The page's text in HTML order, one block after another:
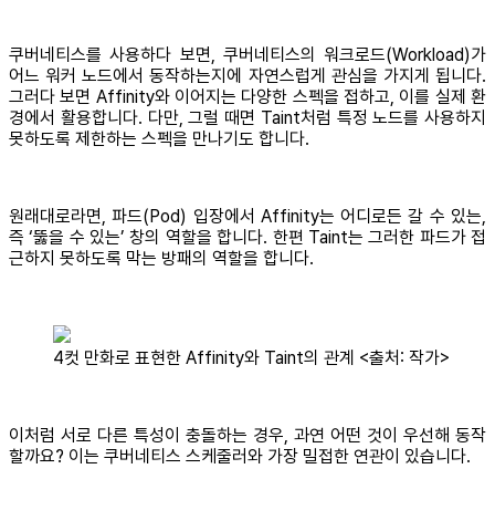
쿠버네티스를 사용하다 보면, 쿠버네티스의 워크로드(Workload)가
어느 워커 노드에서 동작하는지에 자연스럽게 관심을 가지게 됩니다.
그러다 보면 Affinity와 이어지는 다양한 스펙을 접하고, 이를 실제 환
경에서 활용합니다. 다만, 그럴 때면 Taint처럼 특정 노드를 사용하지
못하도록 제한하는 스펙을 만나기도 합니다.
원래대로라면, 파드(Pod) 입장에서 Affinity는 어디로든 갈 수 있는,
즉 ‘뚫을 수 있는’ 창의 역할을 합니다. 한편 Taint는 그러한 파드가 접
근하지 못하도록 막는 방패의 역할을 합니다.
4컷 만화로 표현한 Affinity와 Taint의 관계 <출처: 작가>
이처럼 서로 다른 특성이 충돌하는 경우, 과연 어떤 것이 우선해 동작
할까요? 이는 쿠버네티스 스케줄러와 가장 밀접한 연관이 있습니다.